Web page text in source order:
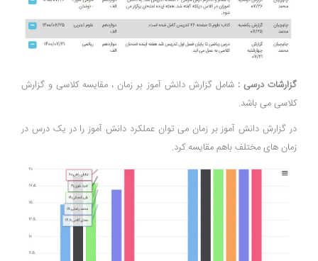
گزارشات درسی :شامل گزارش دانش آموز بر زمان ، مقایسه کلاسی و گزارش
کلاسی می باشد.
در گزارش دانش آموز بر زمان می توان عملکرد دانش آموز را در یک درس در
زمان های مختلف باهم مقایسه کرد.